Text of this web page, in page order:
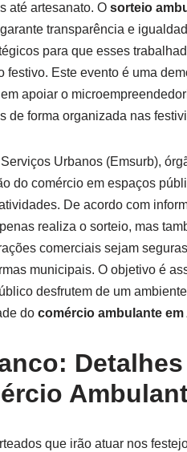
até artesanato. O sorteio
transparência e
para que esses
festivo. Este evento é uma
apoiar o
de forma organizada nas
Urbanos (Emsurb),
do comércio em espaços
De acordo com
realiza o sorteio, mas
comerciais sejam
municipais. O objetivo é
desfrutem de um
do comércio ambulante em
que irão atuar nos